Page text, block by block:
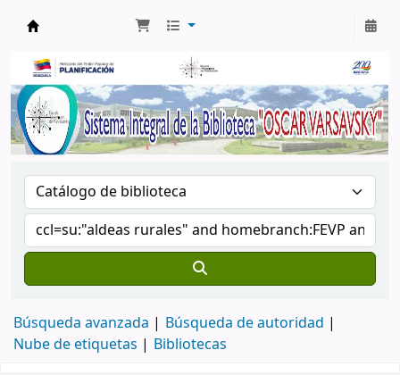
Búsqueda avanzada
Búsqueda de autoridad
Nube de etiquetas
Bibliotecas